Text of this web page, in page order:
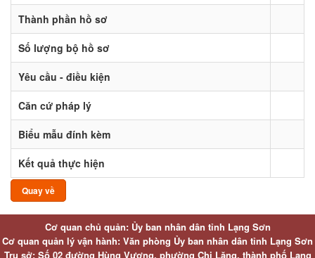
Thành phần hồ sơ
Số lượng bộ hồ sơ
Yêu cầu - điều kiện
Căn cứ pháp lý
Biểu mẫu đính kèm
Kết quả thực hiện
Quay về
Cơ quan chủ quản: Ủy ban nhân dân tỉnh Lạng Sơn
Cơ quan quản lý vận hành: Văn phòng Ủy ban nhân dân tỉnh Lạng Sơn
Trụ sở: Số 02 đường Hùng Vương, phường Chi Lăng, thành phố Lạng